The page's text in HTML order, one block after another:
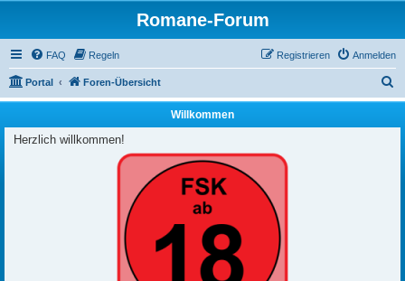
Romane-Forum
FAQ Regeln Anmelden
Registrieren
Portal Foren-Übersicht
u
Willkommen
Herzlich willkommen!